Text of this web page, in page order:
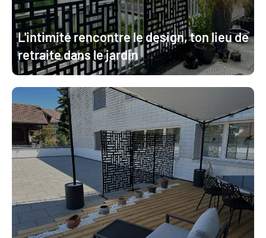
L'intimité rencontre le design, ton lieu de
retraite dans le jardin